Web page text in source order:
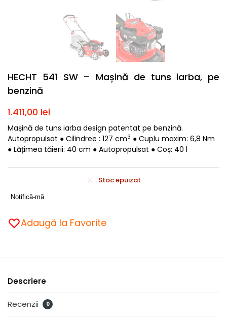
HECHT 541 SW – Mașină de tuns iarba, pe
benzină
1.411,00 lei
Mașină de tuns iarba design patentat pe benzină.
Autopropulsat ● Cilindree : 127 cm3 ● Cuplu maxim: 6,8 Nm
● Lățimea tăierii: 40 cm ● Autopropulsat ● Coș: 40 l
Stoc epuizat
Notifică-mă
Adaugă la Favorite
Descriere
Recenzii 0